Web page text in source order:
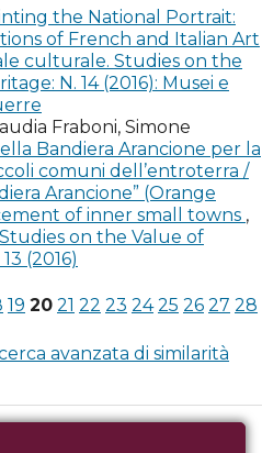
a cura di G.P. Treccani,
128.
accidenti» Il viaggio
di Francesco Hayez
Parigi del 1867, «Arte
100.
al museo. Lattanzio
murale e gli estrattisti
10 novembre 2007-4
pp. 63-79.
Bernardo Gallizzioli
the National Portrait:
of French and Italian Art
culturale. Studies on the
N. 14 (2016): Musei e
Fraboni, Simone
Bandiera Arancione per la
comuni dell’entroterra /
Arancione” (Orange
of inner small towns ,
on the Value of
(2016)
19 20 21 22 23 24 25 26 27 28
avanzata di similarità